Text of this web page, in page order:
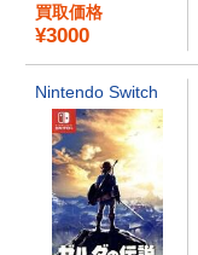
買取価格
¥3000
Nintendo Switch